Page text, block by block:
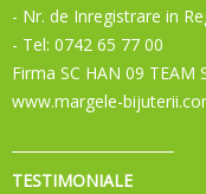
- Nr. de Inregistrare in
- Tel: 0742 65 77 00
Firma SC HAN 09
www.margele-
TESTIMONIALE